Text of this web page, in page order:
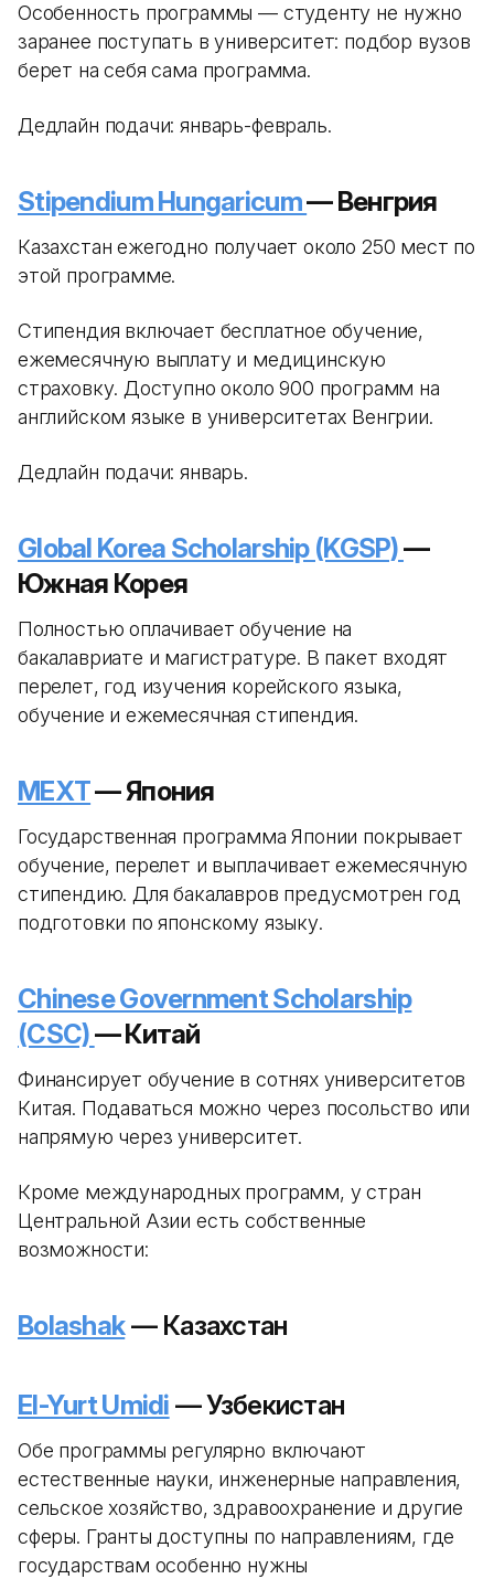
Особенность программы — студенту не нужно
заранее поступать в университет: подбор вузов
берет на себя сама программа.
Дедлайн подачи: январь-февраль.
Stipendium Hungaricum— Венгрия
Казахстан ежегодно получает около 250 мест по
этой программе.
Стипендия включает бесплатное обучение,
ежемесячную выплату и медицинскую
страховку. Доступно около 900 программ на
английском языке в университетах Венгрии.
Дедлайн подачи: январь.
Global Korea Scholarship (KGSP)—
Южная Корея
Полностью оплачивает обучение на
бакалавриате и магистратуре. В пакет входят
перелет, год изучения корейского языка,
обучение и ежемесячная стипендия.
MEXT— Япония
Государственная программа Японии покрывает
обучение, перелет и выплачивает ежемесячную
стипендию. Для бакалавров предусмотрен год
подготовки по японскому языку.
Chinese Government Scholarship
(CSC)— Китай
Финансирует обучение в сотнях университетов
Китая. Подаваться можно через посольство или
напрямую через университет.
Кроме международных программ, у стран
Центральной Азии есть собственные
возможности:
Bolashak— Казахстан
El-Yurt Umidi — Узбекистан
Обе программы регулярно включают
естественные науки, инженерные направления,
сельское хозяйство, здравоохранение и другие
сферы. Гранты доступны по направлениям, где
государствам особенно нужны